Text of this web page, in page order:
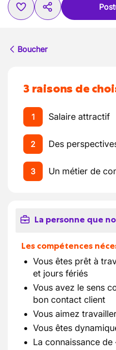
Boucher
3 raisons de
1 Salaire attractif
2 Des
3 Un métier de
La personne que
Les compétences
Vous êtes prêt à
et jours fériés
Vous avez le sens
bon contact client
Vous aimez
Vous êtes
La connaissance